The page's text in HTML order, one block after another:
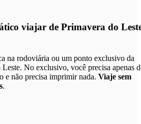
viajar de Primavera do
na rodoviária ou um ponto exclusivo da
No exclusivo, você precisa apenas
e não precisa imprimir nada. Viaje sem
.